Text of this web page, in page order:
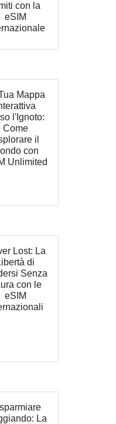
con la
eSIM
Mappa
l'Ignoto:
Come
il
con
Unlimited
Lost: La
di
Senza
con le
eSIM
La